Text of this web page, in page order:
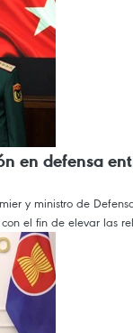
en defensa
y ministro de
el fin de elevar las